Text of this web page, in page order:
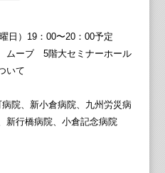
日）19：00〜20：00予定
ムーブ 5階大セミナーホール
いて
院、新小倉病院、九州労災病
新行橋病院、小倉記念病院